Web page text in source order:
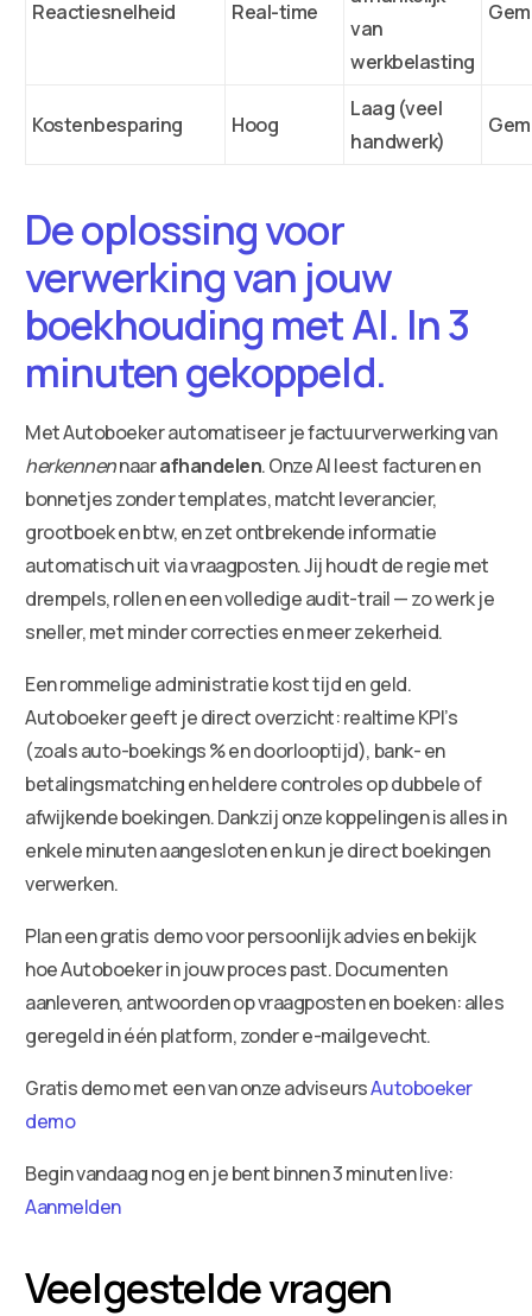
Reactiesnelheid Real-time
van
werkbelasting
Kostenbesparing Hoog
Laag (veel
handwerk)
De oplossing voor
verwerking van jouw
boekhouding met AI. In 3
minuten gekoppeld.
Met Autoboeker automatiseer je factuurverwerking van
herkennennaarafhandelen. Onze AI leest facturen en
bonnetjes zonder templates, matcht leverancier,
grootboek en btw, en zet ontbrekende informatie
automatisch uit via vraagposten. Jij houdt de regie met
drempels, rollen en een volledige audit-trail — zo werk je
sneller, met minder correcties en meer zekerheid.
Een rommelige administratie kost tijd en geld.
Autoboeker geeft je direct overzicht: realtime KPI’s
(zoals auto-boekings % en doorlooptijd), bank- en
betalingsmatching en heldere controles op dubbele of
afwijkende boekingen. Dankzij onze koppelingen is alles in
enkele minuten aangesloten en kun je direct boekingen
verwerken.
Plan een gratis demo voor persoonlijk advies en bekijk
hoe Autoboeker in jouw proces past. Documenten
aanleveren, antwoorden op vraagposten en boeken: alles
geregeld in één platform, zonder e-mailgevecht.
Gratis demo met een van onze adviseursAutoboeker
demo
Begin vandaag nog en je bent binnen 3 minuten live:
Aanmelden
Veelgestelde vragen